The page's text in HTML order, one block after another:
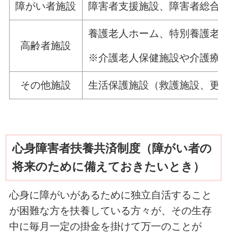
障がい者施設 障害者支援施設、障害者総合
高齢者施設
養護老人ホーム、特別養護老
※介護老人保健施設や介護療
その他施設 生活保護施設（救護施設、更
心身障害者扶養共済制度（障がい者の
将来のために備えておきたいとき）
心身に障がいがあるために独立自活すること
が困難な方を扶養している方々が、その生存
中に毎月一定の掛金を掛けて万一のことが